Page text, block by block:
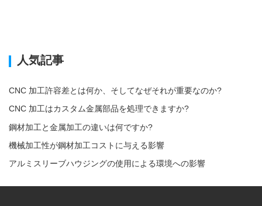
人気記事
CNC 加工許容差とは何か、そしてなぜそれが重要なのか?
CNC 加工はカスタム金属部品を処理できますか?
鋼材加工と金属加工の違いは何ですか?
機械加工性が鋼材加工コストに与える影響
アルミスリーブハウジングの使用による環境への影響